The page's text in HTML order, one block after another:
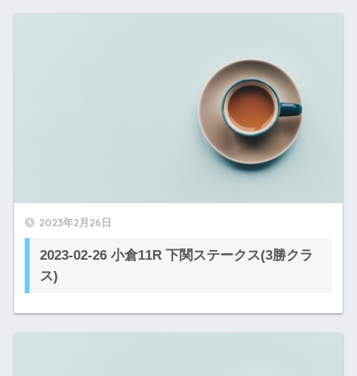
2023年2月26日
2023-02-26 小倉11R 下関ステークス(3勝クラ
ス)